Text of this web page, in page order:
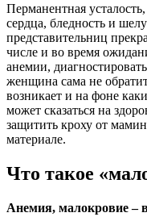
Перманентная
сердца, бледность и
представительниц
числе и во время
анемии,
женщина сама не
возникает и на фоне
может сказаться на
защитить кроху от
материале.
Что такое
Анемия, малокровие –